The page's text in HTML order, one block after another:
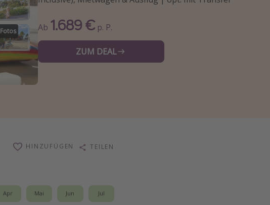
Fotos Ab 1.689 € p. P.
ZUM DEAL
HINZUFÜGEN TEILEN
Apr Mai Jun Jul